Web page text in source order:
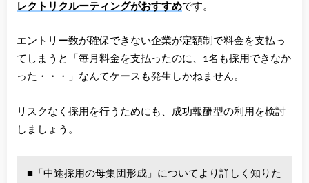
レクトリクルーティングがおすすめです。
エントリー数が確保できない企業が定額制で料金を支払っ
てしまうと「毎月料金を支払ったのに、1名も採用できなか
った・・・」なんてケースも発生しかねません。
リスクなく採用を行うためにも、成功報酬型の利用を検討
しましょう。
■「中途採用の母集団形成」についてより詳しく知りた